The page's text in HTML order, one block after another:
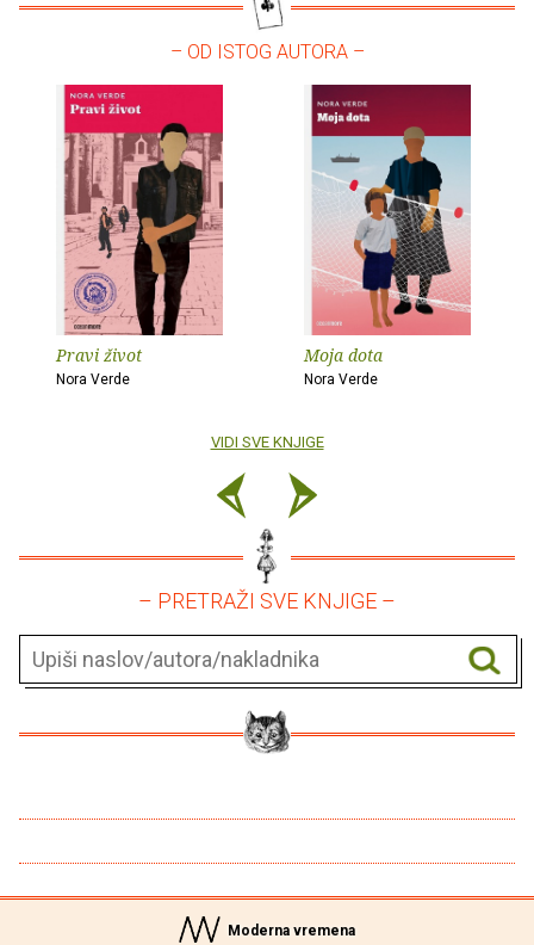
– OD ISTOG AUTORA –
Pravi život
Nora Verde
Moja dota
Nora Verde
VIDI SVE KNJIGE
– PRETRAŽI SVE KNJIGE –
Moderna vremena